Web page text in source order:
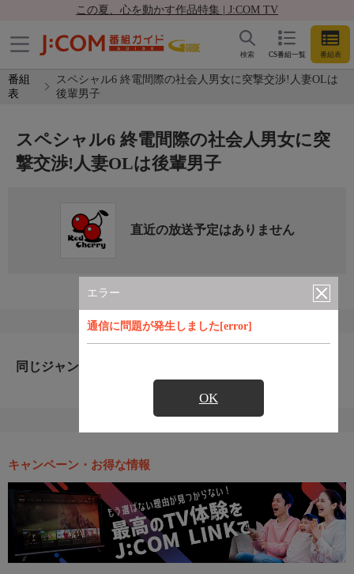
この夏、心を動かす作品特集 | J:COM TV
CS番組一覧 番組表
検索
番組
表
スペシャル6 終電間際の社会人男女に突撃交渉!人妻OLは
後輩男子
エラー
通信に問題が発生しました[error]
OK
スペシャル6 終電間際の社会人男女に突
撃交渉!人妻OLは後輩男子
直近の放送予定はありません
同じジャンルのおすすめ番組
キャンペーン・お得な情報